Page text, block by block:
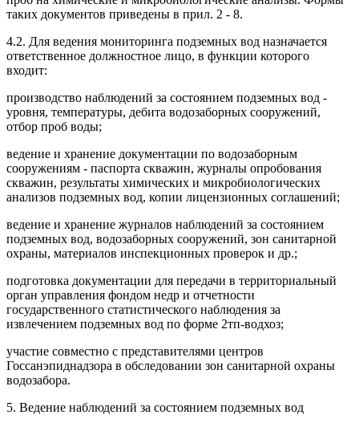
таких документов приведены в прил. 2 - 8.
4.2. Для ведения мониторинга подземных вод назначается
ответственное должностное лицо, в функции которого
входит:
производство наблюдений за состоянием подземных вод -
уровня, температуры, дебита водозаборных сооружений,
отбор проб воды;
ведение и хранение документации по водозаборным
сооружениям - паспорта скважин, журналы опробования
скважин, результаты химических и микробиологических
анализов подземных вод, копии лицензионных соглашений;
ведение и хранение журналов наблюдений за состоянием
подземных вод, водозаборных сооружений, зон санитарной
охраны, материалов инспекционных проверок и др.;
подготовка документации для передачи в территориальный
орган управления фондом недр и отчетности
государственного статистического наблюдения за
извлечением подземных вод по форме 2тп-водхоз;
участие совместно с представителями центров
Госсанэпиднадзора в обследовании зон санитарной охраны
водозабора.
5. Ведение наблюдений за состоянием подземных вод